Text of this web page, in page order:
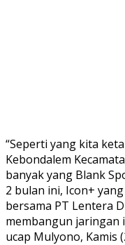
“Seperti yang kita
Kebondalem
banyak yang Blank
2 bulan ini, Icon+
bersama PT Lentera
membangun jaringan
ucap Mulyono, Kamis